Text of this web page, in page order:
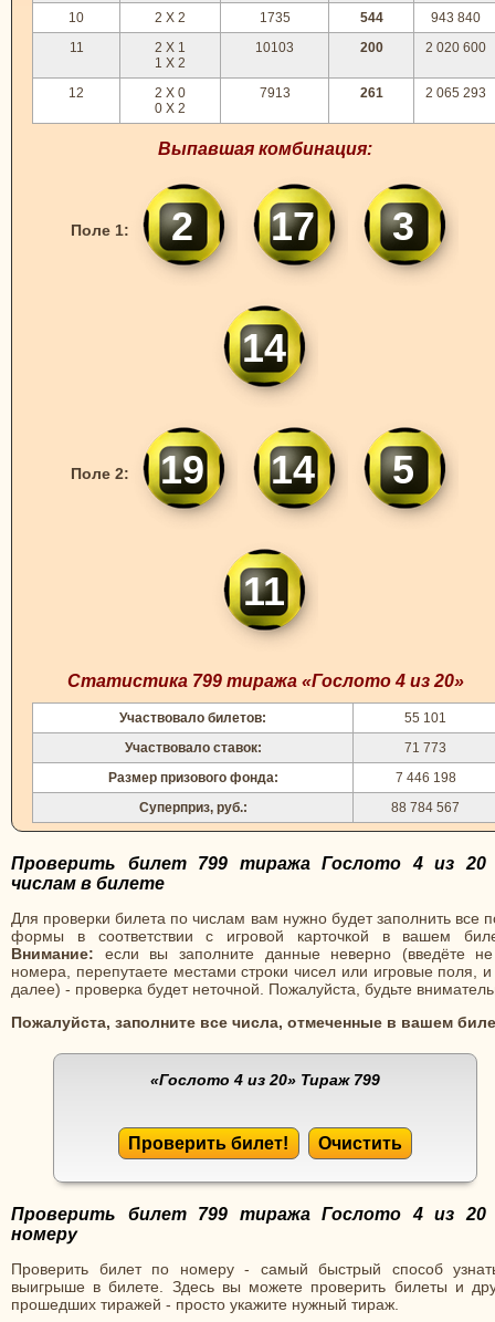
10 2 X 2 1735 544
943 840
11
2 X 1
1 X 2
10103 200 2 020 600
12
2 X 0
0 X 2
7913 261 2 065 293
Выпавшая комбинация:
Поле 1: 2 17 3
14
Поле 2: 19 14 5
11
Статистика 799 тиража «Гослото 4 из 20»
Участвовало билетов:
55 101
Участвовало ставок:
71 773
Размер призового фонда:
7 446 198
Суперприз, руб.:
88 784 567
Проверить билет 799 тиража Гослото 4 из 20
числам в билете
Для проверки билета по числам вам нужно будет заполнить все
формы в соответствии с игровой карточкой в вашем
Внимание: если вы заполните данные неверно (введёте
номера, перепутаете местами строки чисел или игровые поля, и
далее) - проверка будет неточной. Пожалуйста, будьте
Пожалуйста, заполните все числа, отмеченные в вашем
«Гослото 4 из 20» Тираж 799
Проверить билет! Очистить
Проверить билет 799 тиража Гослото 4 из 20
номеру
Проверить билет по номеру - самый быстрый способ
выигрыше в билете. Здесь вы можете проверить билеты и
прошедших тиражей - просто укажите нужный тираж.